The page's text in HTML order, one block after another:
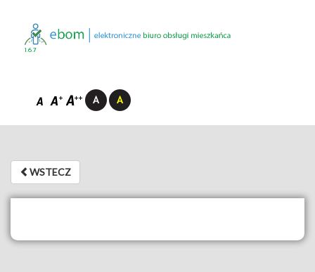
1.6.7
WSTECZWSTECZ